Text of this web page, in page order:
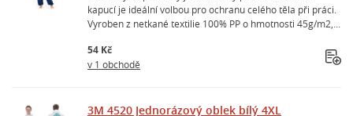
kapucí je ideální volbou pro ochranu celého těla při práci.
Vyroben z netkané textilie 100% PP o hmotnosti 45g/m2,...
54 Kč
v 1 obchodě
3M 4520 Jednorázový oblek bílý 4XL